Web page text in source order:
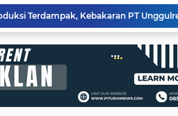
PITULUNGAN Yuli–Dion: Sejauh